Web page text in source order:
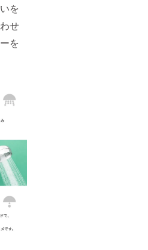
を
せ
を